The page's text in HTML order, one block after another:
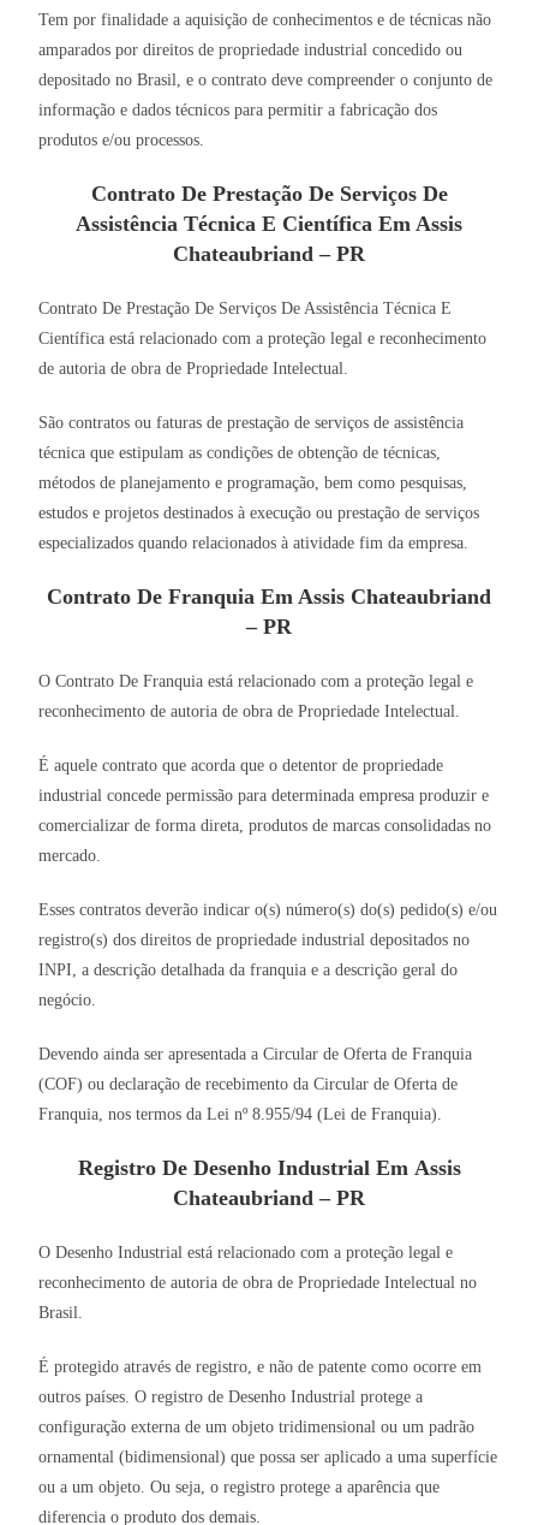
Tem por finalidade a aquisição de conhecimentos e de técnicas não
amparados por direitos de propriedade industrial concedido ou
depositado no Brasil, e o contrato deve compreender o conjunto de
informação e dados técnicos para permitir a fabricação dos
produtos e/ou processos.
Contrato De Prestação De Serviços De
Assistência Técnica E Científica Em Assis
Chateaubriand – PR
Contrato De Prestação De Serviços De Assistência Técnica E
Científica está relacionado com a proteção legal e reconhecimento
de autoria de obra de Propriedade Intelectual.
São contratos ou faturas de prestação de serviços de assistência
técnica que estipulam as condições de obtenção de técnicas,
métodos de planejamento e programação, bem como pesquisas,
estudos e projetos destinados à execução ou prestação de serviços
especializados quando relacionados à atividade fim da empresa.
Contrato De Franquia Em Assis Chateaubriand
– PR
O Contrato De Franquia está relacionado com a proteção legal e
reconhecimento de autoria de obra de Propriedade Intelectual.
É aquele contrato que acorda que o detentor de propriedade
industrial concede permissão para determinada empresa produzir e
comercializar de forma direta, produtos de marcas consolidadas no
mercado.
Esses contratos deverão indicar o(s) número(s) do(s) pedido(s) e/ou
registro(s) dos direitos de propriedade industrial depositados no
INPI, a descrição detalhada da franquia e a descrição geral do
negócio.
Devendo ainda ser apresentada a Circular de Oferta de Franquia
(COF) ou declaração de recebimento da Circular de Oferta de
Franquia, nos termos da Lei nº 8.955/94 (Lei de Franquia).
Registro De Desenho Industrial Em Assis
Chateaubriand – PR
O Desenho Industrial está relacionado com a proteção legal e
reconhecimento de autoria de obra de Propriedade Intelectual no
Brasil.
É protegido através de registro, e não de patente como ocorre em
outros países. O registro de Desenho Industrial protege a
configuração externa de um objeto tridimensional ou um padrão
ornamental (bidimensional) que possa ser aplicado a uma superfície
ou a um objeto. Ou seja, o registro protege a aparência que
diferencia o produto dos demais.